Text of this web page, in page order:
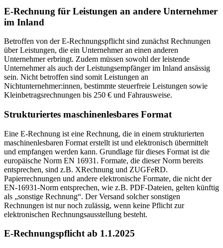
E-Rechnung für Leistungen an andere Unternehmer
im Inland
Betroffen von der E-Rechnungspflicht sind zunächst Rechnungen
über Leistungen, die ein Unternehmer an einen anderen
Unternehmer erbringt. Zudem müssen sowohl der leistende
Unternehmer als auch der Leistungsempfänger im Inland ansässig
sein. Nicht betroffen sind somit Leistungen an
Nichtunternehmer:innen, bestimmte steuerfreie Leistungen sowie
Kleinbetragsrechnungen bis 250 € und Fahrausweise.
Strukturiertes maschinenlesbares Format
Eine E-Rechnung ist eine Rechnung, die in einem strukturierten
maschinenlesbaren Format erstellt ist und elektronisch übermittelt
und empfangen werden kann. Grundlage für dieses Format ist die
europäische Norm EN 16931. Formate, die dieser Norm bereits
entsprechen, sind z.B. XRechnung und ZUGFeRD.
Papierrechnungen und andere elektronische Formate, die nicht der
EN-16931-Norm entsprechen, wie z.B. PDF-Dateien, gelten künftig
als „sonstige Rechnung“. Der Versand solcher sonstigen
Rechnungen ist nur noch zulässig, wenn keine Pflicht zur
elektronischen Rechnungsausstellung besteht.
E-Rechnungspflicht ab 1.1.2025